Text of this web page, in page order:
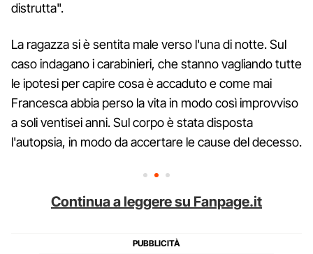
distrutta".
La ragazza si è sentita male verso l'una di notte. Sul
caso indagano i carabinieri, che stanno vagliando tutte
le ipotesi per capire cosa è accaduto e come mai
Francesca abbia perso la vita in modo così improvviso
a soli ventisei anni. Sul corpo è stata disposta
l'autopsia, in modo da accertare le cause del decesso.
Continua a leggere su Fanpage.it